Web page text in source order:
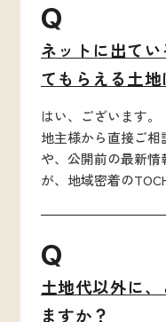
Q
ネットに出て
てもらえる土
はい、ございます。
地主様から直接ご
や、公開前の最新
が、地域密着の
Q
土地代以外に
ますか？